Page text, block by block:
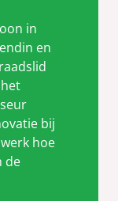
in
en
bij
hoe
de